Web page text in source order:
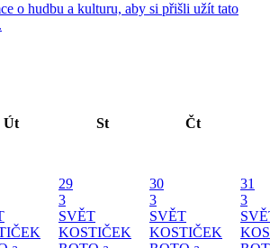
o hudbu a kulturu, aby si přišli užít tato
Út St Čt
29
3
SVĚT
KOSTIČEK
30
3
SVĚT
KOSTIČEK
31
3